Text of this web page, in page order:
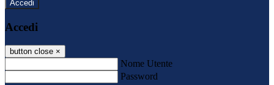
Accedi
Accedi
button close ×
Nome Utente
Password